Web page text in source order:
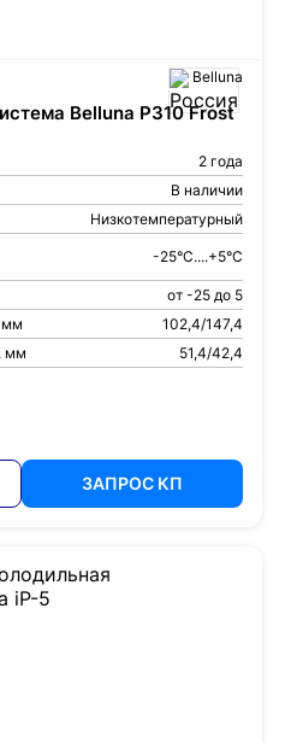
Belluna
Belluna P310 Frost
2 года
В наличии
Низкотемпературный
-25°C....+5°C
от -25 до 5
мм
102,4/147,4
мм
51,4/42,4
ЗАПРОС КП